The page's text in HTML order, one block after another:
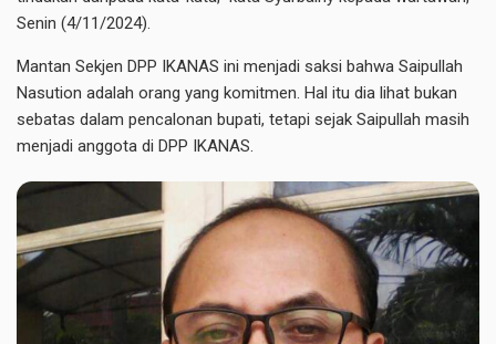
Senin (4/11/2024).
Mantan Sekjen DPP IKANAS ini menjadi saksi bahwa Saipullah
Nasution adalah orang yang komitmen. Hal itu dia lihat bukan
sebatas dalam pencalonan bupati, tetapi sejak Saipullah masih
menjadi anggota di DPP IKANAS.